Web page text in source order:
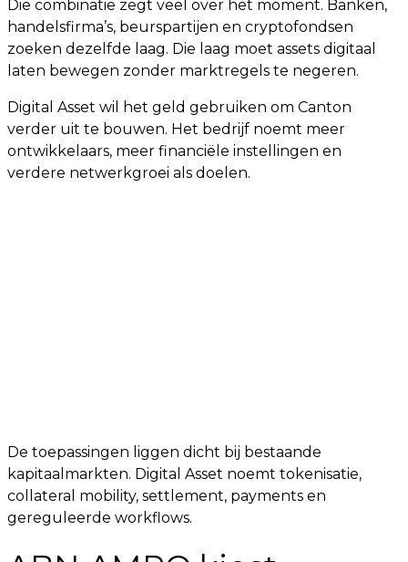
Die combinatie zegt veel over het moment. Banken,
handelsfirma’s, beurspartijen en cryptofondsen
zoeken dezelfde laag. Die laag moet assets digitaal
laten bewegen zonder marktregels te negeren.
Digital Asset wil het geld gebruiken om Canton
verder uit te bouwen. Het bedrijf noemt meer
ontwikkelaars, meer financiële instellingen en
verdere netwerkgroei als doelen.
De toepassingen liggen dicht bij bestaande
kapitaalmarkten. Digital Asset noemt tokenisatie,
collateral mobility, settlement, payments en
gereguleerde workflows.